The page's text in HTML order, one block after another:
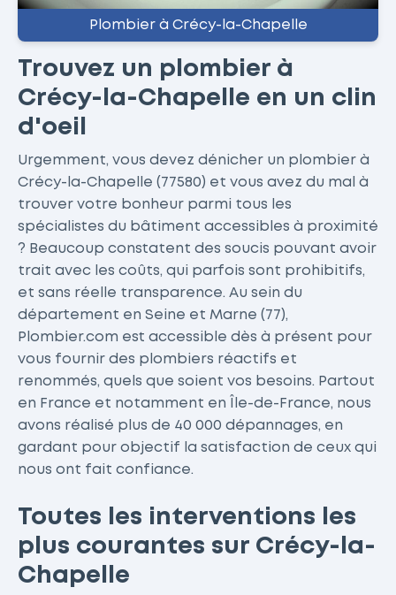
Plombier à Crécy-la-Chapelle
Trouvez un plombier à
Crécy-la-Chapelle en un clin
d'oeil
Urgemment, vous devez dénicher un plombier à
Crécy-la-Chapelle (77580) et vous avez du mal à
trouver votre bonheur parmi tous les
spécialistes du bâtiment accessibles à proximité
? Beaucoup constatent des soucis pouvant avoir
trait avec les coûts, qui parfois sont prohibitifs,
et sans réelle transparence. Au sein du
département en Seine et Marne (77),
Plombier.com est accessible dès à présent pour
vous fournir des plombiers réactifs et
renommés, quels que soient vos besoins. Partout
en France et notamment en Île-de-France, nous
avons réalisé plus de 40 000 dépannages, en
gardant pour objectif la satisfaction de ceux qui
nous ont fait confiance.
Toutes les interventions les
plus courantes sur Crécy-la-
Chapelle